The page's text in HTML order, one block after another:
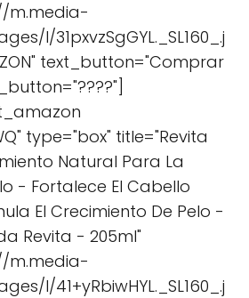
m.media-
I/31pxvzSgGYL._SL160_.j
text_button="Comprar
type="box" title="Revita
Natural Para La
- Fortalece El Cabello
El Crecimiento De Pelo -
Revita - 205ml"
m.media-
I/41+yRbiwHYL._SL160_.j